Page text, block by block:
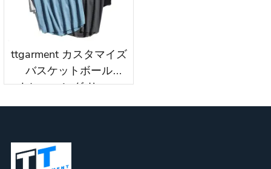
ttgarment カスタマイズ
バスケットボール
トレーニング サマー
パーカー wkh006